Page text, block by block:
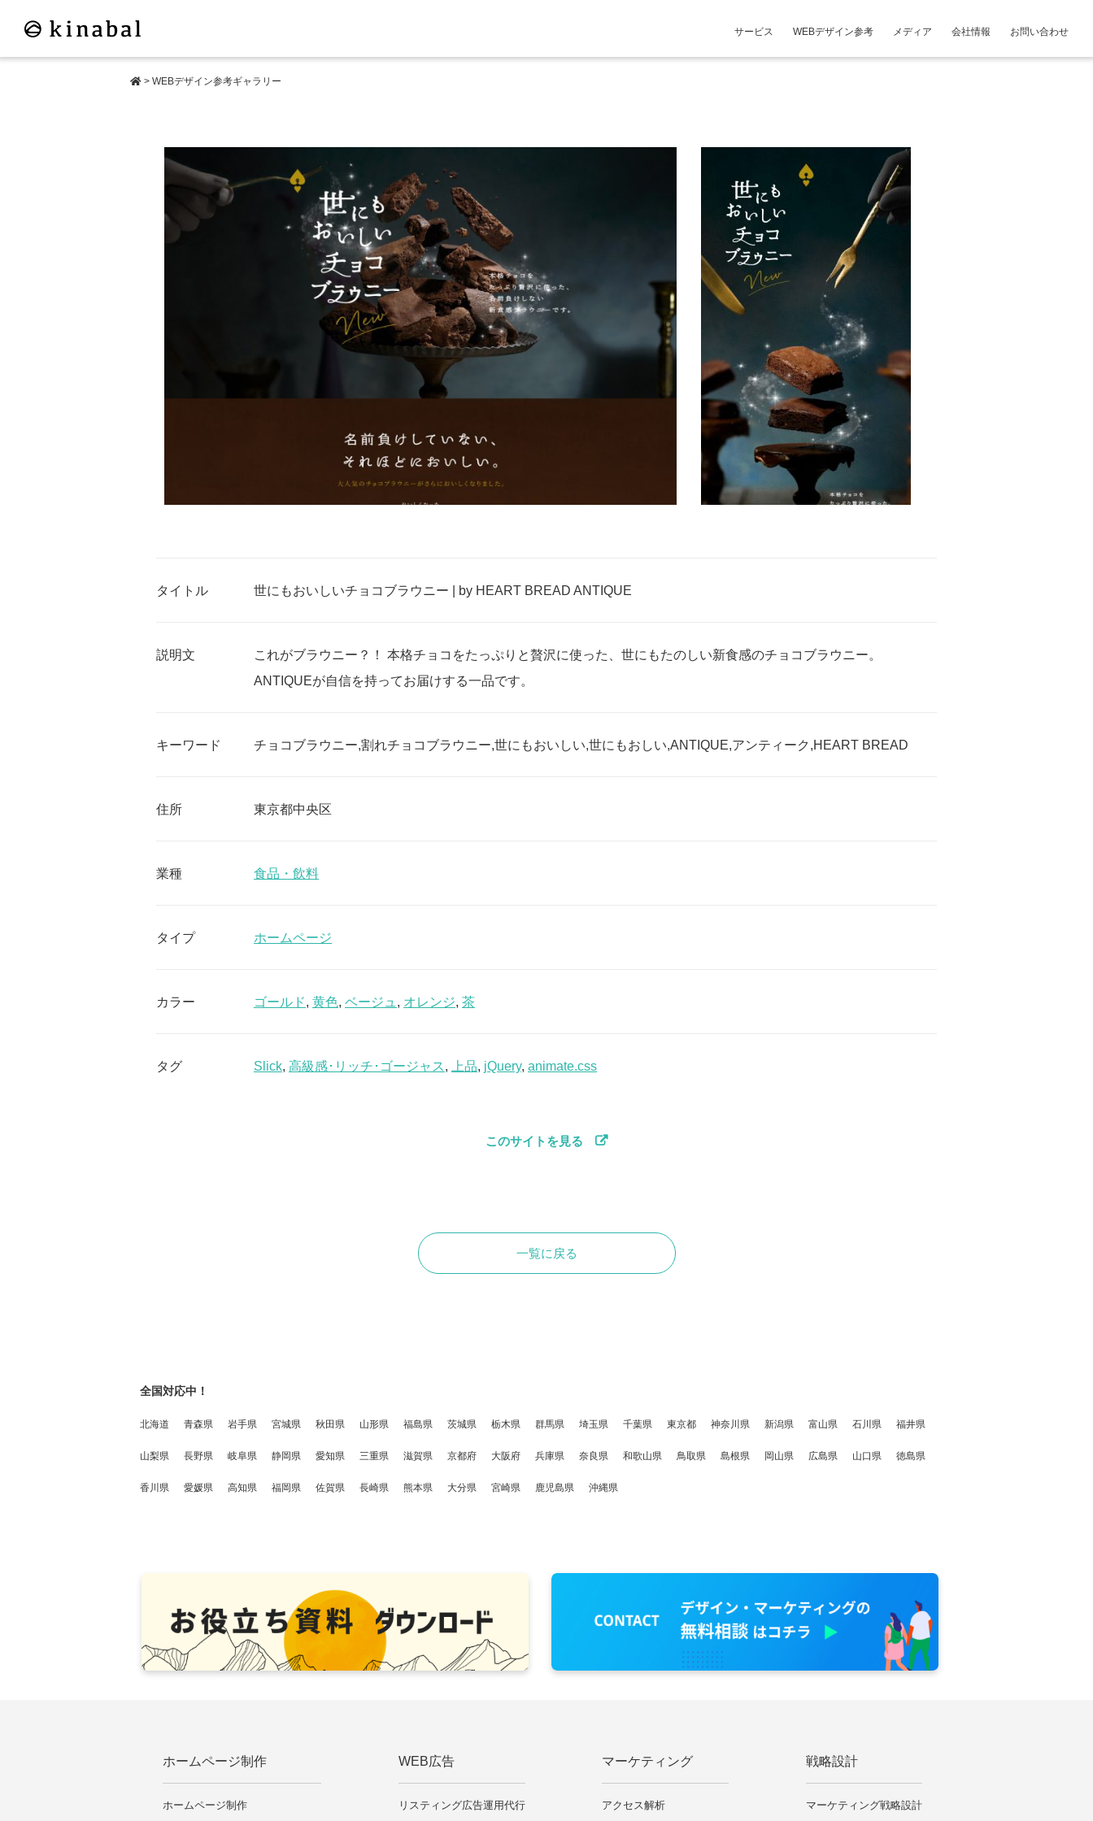
サービス WEBデザイン参考 メディア 会社情報 お問い合わせ
> WEBデザイン参考ギャラリー
タイトル 世にもおいしいチョコブラウニー | by HEART BREAD ANTIQUE
説明文
これがブラウニー？！ 本格チョコをたっぷりと贅沢に使った、世にもたのしい新食感のチョコブラウニー。
ANTIQUEが自信を持ってお届けする一品です。
キーワード チョコブラウニー,割れチョコブラウニー,世にもおいしい,世にもおしい,ANTIQUE,アンティーク,HEART BREAD
住所 東京都中央区
業種 食品・飲料
タイプ ホームページ
カラー ゴールド, 黄色, ベージュ , オレンジ, 茶
タグ Slick, 高級感･リッチ･ゴージャス, 上品, jQuery, animate.css
このサイトを見る
一覧に戻る
全国対応中！
北海道 青森県 岩手県 宮城県 秋田県 山形県 福島県 茨城県 栃木県 群馬県 埼玉県 千葉県 東京都 神奈川県 新潟県 富山県 石川県 福井県
山梨県 長野県 岐阜県 静岡県 愛知県 三重県 滋賀県 京都府 大阪府 兵庫県 奈良県 和歌山県 鳥取県 島根県 岡山県 広島県 山口県 徳島県
香川県 愛媛県 高知県 福岡県 佐賀県 長崎県 熊本県 大分県 宮崎県 鹿児島県 沖縄県
ホームページ制作
ホームページ制作
WEB広告
リスティング広告運用代行
マーケティング
アクセス解析
戦略設計
マーケティング戦略設計